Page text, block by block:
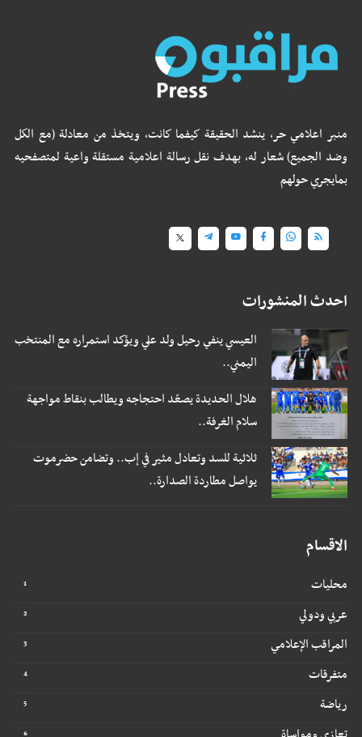
منبر اعلامي حر، ينشد الحقيقة كيفما كانت، ويتخذ من معادلة (مع الكل
وضد الجميع) شعار له، بهدف نقل رسالة اعلامية مستقلة واعية لمتصفحيه
بمايجري حولهم
احدث المنشورات
العيسي ينفي رحيل ولد علي ويؤكد استمراره مع المنتخب
اليمني..
هلال الحديدة يصعّد احتجاجه ويطالب بنقاط مواجهة
سلام الغرفة..
ثلاثية للسد وتعادل مثير في إب.. وتضامن حضرموت
يواصل مطاردة الصدارة..
الاقسام
محليات
عربي ودولي
المراقب الإعلامي
متفرقات
رياضة